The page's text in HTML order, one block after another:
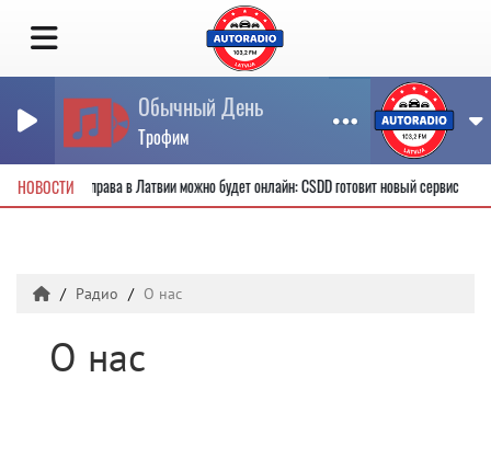
Обычный День
Трофим
НОВОСТИ
водительские права в Латвии можно будет онлайн: CSDD готовит новый сервис
Радио О нас
О нас